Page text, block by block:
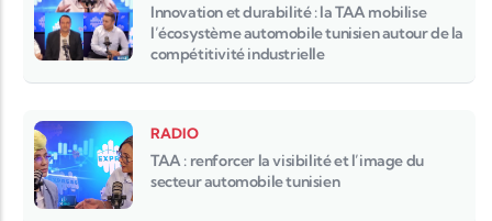
Innovation et durabilité : la TAA mobilise
l’écosystème automobile tunisien autour de la
compétitivité industrielle
RADIO
TAA : renforcer la visibilité et l’image du
secteur automobile tunisien